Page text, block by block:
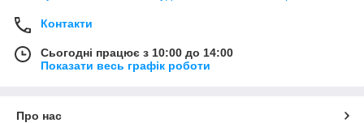
Контакти
Сьогодні працює з 10:00 до 14:00
Показати весь графік роботи
Про нас